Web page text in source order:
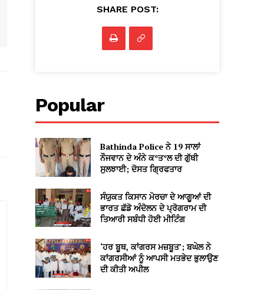
SHARE POST:
Popular
Bathinda Police ਨੇ 19 ਸਾਲਾਂ
ਨੌਜਵਾਨ ਦੇ ਅੰਨੇ ਕ*ਤ*ਲ ਦੀ ਗੁੱਥੀ
ਸੁਲਝਾਈ; ਦੋਸਤ ਗ੍ਰਿਫਤਾਰ
ਸੰਯੁਕਤ ਕਿਸਾਨ ਮੋਰਚਾ ਦੇ ਆਗੂਆਂ ਦੀ
ਭਾਰਤ ਛੱਡੋ ਅੰਦੋਲਨ ਦੇ ਪ੍ਰੋਗਰਾਮ ਦੀ
ਤਿਆਰੀ ਸਬੰਧੀ ਹੋਈ ਮੀਟਿੰਗ
‘ਹਰ ਬੂਥ, ਕਾਂਗਰਸ ਮਜ਼ਬੂਤ’; ਬਘੇਲ ਨੇ
ਕਾਂਗਰਸੀਆਂ ਨੂੰ ਆਪਸੀ ਮਤਭੇਦ ਭੁਲਾਉਣ
ਦੀ ਕੀਤੀ ਅਪੀਲ